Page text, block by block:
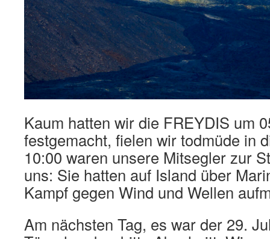
Kaum hatten wir die FREYDIS um
festgemacht, fielen wir todmüde in
10:00 waren unsere Mitsegler zur
uns: Sie hatten auf Island über
Kampf gegen Wind und Wellen
Am nächsten Tag, es war der 29.